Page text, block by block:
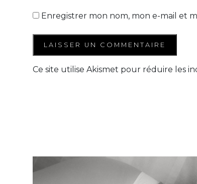
Enregistrer mon nom, mon e-mail et
Ce site utilise Akismet pour réduire les